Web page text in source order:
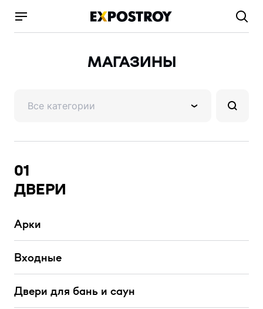
МАГАЗИНЫ
Все категории
01
ДВЕРИ
Арки
Входные
Двери для бань и саун